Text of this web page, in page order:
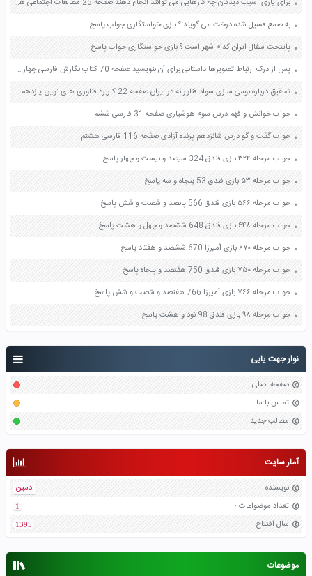
نوار جهت یابی
صفحه اصلی
تماس با ما
مطالب جدید
آمار سایت
نویسنده :
ادمین
تعداد موضواعات :
1
سال افتتاح :
1395
موضوعات
برای یاری آسیب دیدگان چه کارهایی می توانند انجام دهند صفحه 25 مطالعات اجتماعی هفتم
به صمغ فسیل شده درخت می گویند ؟ بازی خواستگاری جواب پاسخ
پایتخت سفال ایران کدام شهر است ؟ بازی خواستگاری جواب پاسخ
پس از درک ارتباط تصویرها داستانی برای آن بنویسید صفحه 70 کتاب نگارش فارسی چهارم ابتدایی
تحقیق درباره بومی سازی سواد فناورانه در ایران صفحه 22 کاربرد فناوری های نوین یازدهم
جواب خوانش و فهم درس سوم هوشیاری صفحه 31 فارسی ششم
جواب گفت و گو درس شانزدهم پرنده آزادی صفحه 116 فارسی هشتم
جواب مرحله ۳۲۴ بازی فندق 324 سیصد و بیست و چهار پاسخ
جواب مرحله ۵۳ بازی فندق 53 پنجاه و سه پاسخ
جواب مرحله ۵۶۶ بازی فندق 566 پانصد و شصت و شش پاسخ
جواب مرحله ۶۴۸ بازی فندق 648 ششصد و چهل و هشت پاسخ
جواب مرحله ۶۷۰ بازی آمیرزا 670 ششصد و هفتاد پاسخ
جواب مرحله ۷۵۰ بازی فندق 750 هفتصد و پنجاه پاسخ
جواب مرحله ۷۶۶ بازی آمیرزا 766 هفتصد و شصت و شش پاسخ
جواب مرحله ۹۸ بازی فندق 98 نود و هشت پاسخ